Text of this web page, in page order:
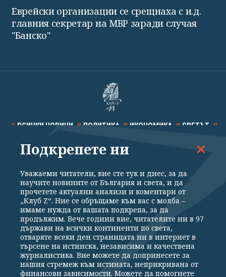
Еврейски организации се срещнаха с и.д.
главния секретар на МВР заради случая
"Банско"
ВСИЧКИ НОВИНИ ПОЛИТИКА ИКОНОМИКА СВЕТЪТ
СПОРТ КУЛТУРА ТЕХНОЛОГИИ КАЛЕЙДОСКОП
Общи условия
Политика за поверителност
Реклама
Партньори Контакти
За Клуб Z
Екип
Подкрепете ни
Подкрепете ни
Уважаеми читатели, вие сте тук и днес, за да
научите новините от България и света, и да
прочетете актуални анализи и коментари от
„Клуб Z“. Ние се обръщаме към вас с молба –
имаме нужда от вашата подкрепа, за да
продължим. Вече години вие, читателите ни в 97
държави на всички континенти по света,
отваряте всеки ден страницата ни в интернет в
търсене на истинска, независима и качествена
журналистика. Вие можете да допринесете за
нашия стремеж към истината, неприкривана от
финансови зависимости. Можете да помогнете